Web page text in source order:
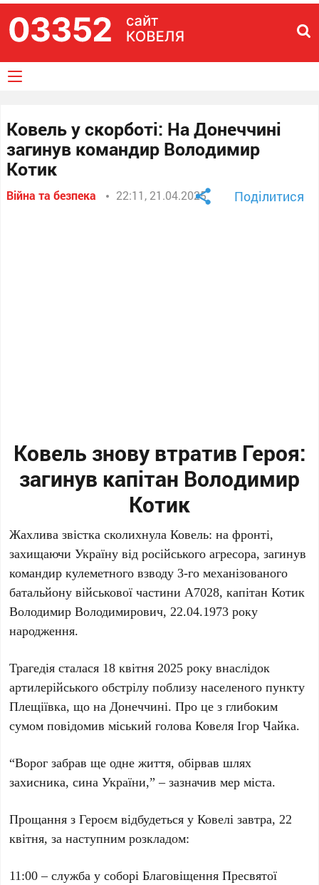
Ковель у скорботі: На Донеччині
загинув командир Володимир
Котик
Війна та безпека 22:11, 21.04.2025 Поділитися
Ковель знову втратив Героя:
загинув капітан Володимир
Котик
Жахлива звістка сколихнула Ковель: на фронті,
захищаючи Україну від російського агресора, загинув
командир кулеметного взводу 3-го механізованого
батальйону військової частини А7028, капітан Котик
Володимир Володимирович, 22.04.1973 року
народження.
Трагедія сталася 18 квітня 2025 року внаслідок
артилерійського обстрілу поблизу населеного пункту
Плещіївка, що на Донеччині. Про це з глибоким
сумом повідомив міський голова Ковеля Ігор Чайка.
“Ворог забрав ще одне життя, обірвав шлях
захисника, сина України,” – зазначив мер міста.
Прощання з Героєм відбудеться у Ковелі завтра, 22
квітня, за наступним розкладом:
11:00 – служба у соборі Благовіщення Пресвятої